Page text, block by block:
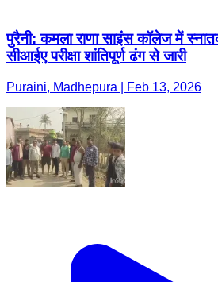
पुरैनी: कमला राणा साइंस कॉलेज में
सीआईए परीक्षा शांतिपूर्ण ढंग से जारी
Puraini, Madhepura | Feb 13, 2026